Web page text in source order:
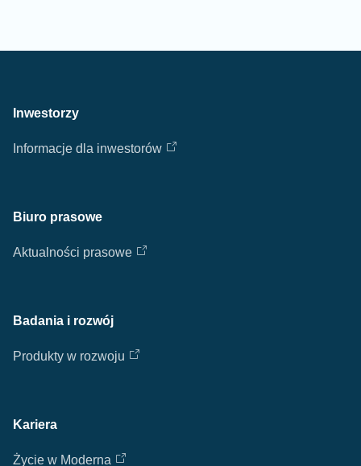
Inwestorzy
Informacje dla inwestorów
Biuro prasowe
Aktualności prasowe
Badania i rozwój
Produkty w rozwoju
Kariera
Życie w Moderna